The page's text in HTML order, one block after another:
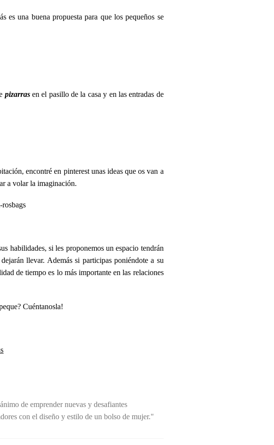
es una buena propuesta para que los pequeños se
pizarrasen el pasillo de la casa y en las entradas de
encontré en pinterest unas ideas que os van a
a volar la imaginación.
habilidades, si les proponemos un espacio tendrán
llevar. Además si participas poniéndote a su
de tiempo es lo más importante en las relaciones
Cuéntanosla!
de emprender nuevas y desafiantes
con el diseño y estilo de un bolso de mujer."